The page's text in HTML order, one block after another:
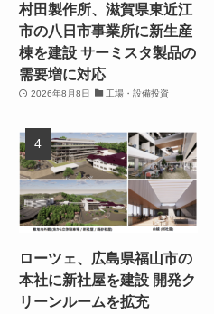
村田製作所、滋賀県東近江
市の八日市事業所に新生産
棟を建設 サーミスタ製品の
需要増に対応
2026年8月8日 工場・設備投資
ローツェ、広島県福山市の
本社に新社屋を建設 開発ク
リーンルームを拡充